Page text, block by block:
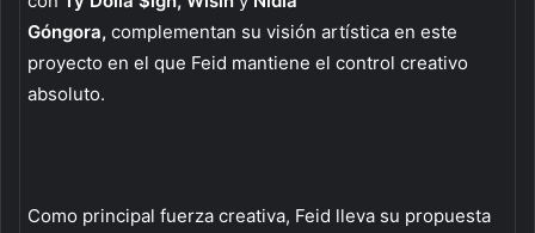
Góngora, complementan su visión artística en este
proyecto en el que Feid mantiene el control creativo
absoluto.
Como principal fuerza creativa, Feid lleva su propuesta